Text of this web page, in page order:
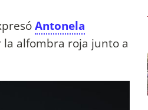
Antonela
la alfombra roja junto a